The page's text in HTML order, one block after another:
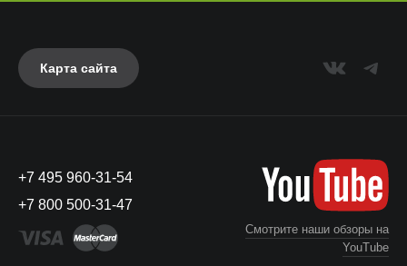
Карта сайта
+7 495 960-31-54
+7 800 500-31-47
Смотрите наши обзоры на
YouTube